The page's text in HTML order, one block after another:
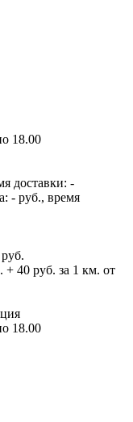
18.00
доставки: -
- руб., время
40 руб. за 1 км. от
18.00